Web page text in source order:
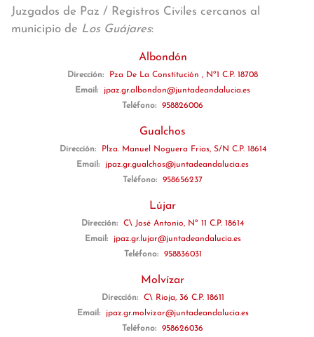
Juzgados de Paz / Registros Civiles cercanos al
municipio de Los Guájares:
Albondón
Dirección:
Pza De La Constitución , Nº1 C.P. 18708
Email:
jpaz.gr.albondon@juntadeandalucia.es
Teléfono:
958826006
Gualchos
Dirección:
Plza. Manuel Noguera Frias, S/N C.P. 18614
Email:
jpaz.gr.gualchos@juntadeandalucia.es
Teléfono:
958656237
Lújar
Dirección:
C\ José Antonio, Nº 11 C.P. 18614
Email:
jpaz.gr.lujar@juntadeandalucia.es
Teléfono:
958836031
Molvízar
Dirección:
C\ Rioja, 36 C.P. 18611
Email:
jpaz.gr.molvizar@juntadeandalucia.es
Teléfono:
958626036